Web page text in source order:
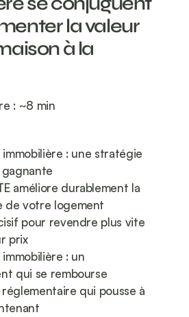
la valeur
à la
: ~8 min
: une stratégie
améliore durablement la
de votre logement
pour revendre plus vite
prix
: un
qui se rembourse
qui pousse à